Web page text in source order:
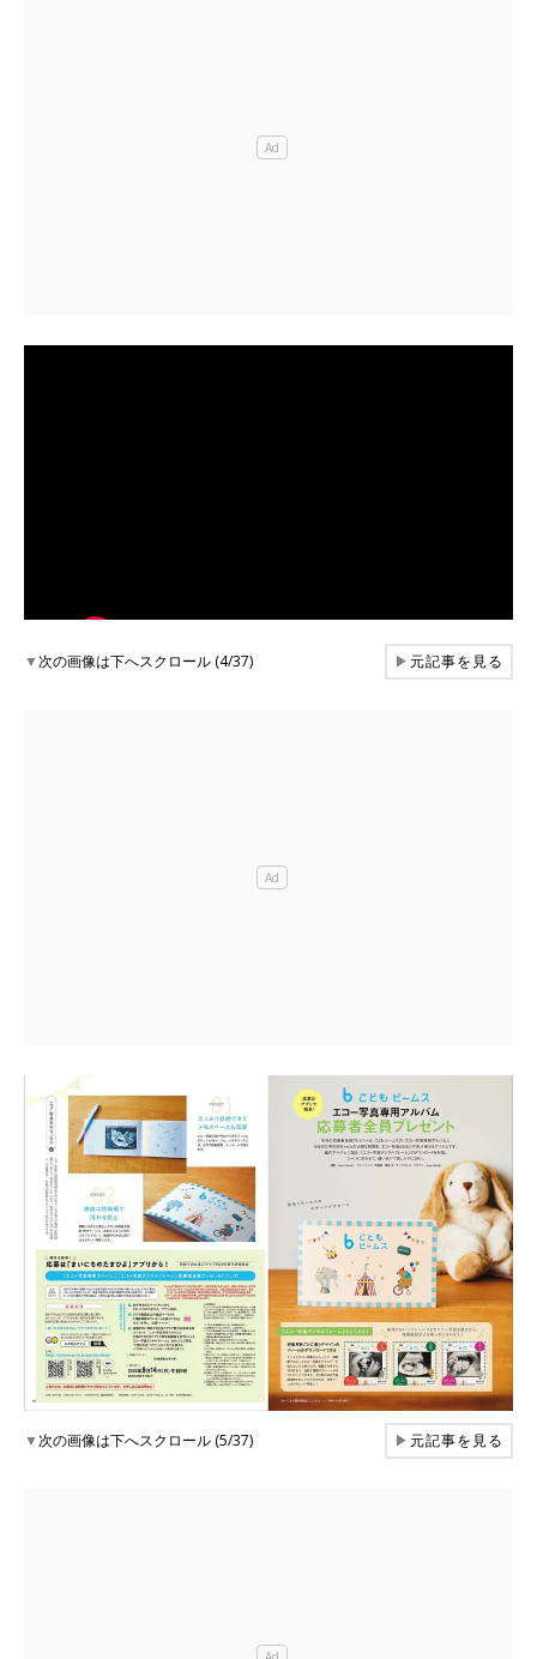
▼次の画像は下へスクロール (4/37) ▶元記事を見る
▼次の画像は下へスクロール (5/37) ▶元記事を見る